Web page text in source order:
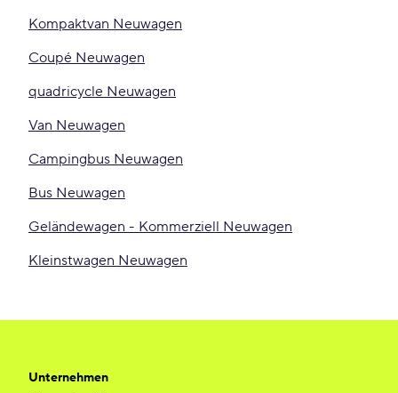
Kompaktvan Neuwagen
Coupé Neuwagen
quadricycle Neuwagen
Van Neuwagen
Campingbus Neuwagen
Bus Neuwagen
Geländewagen - Kommerziell Neuwagen
Kleinstwagen Neuwagen
Unternehmen